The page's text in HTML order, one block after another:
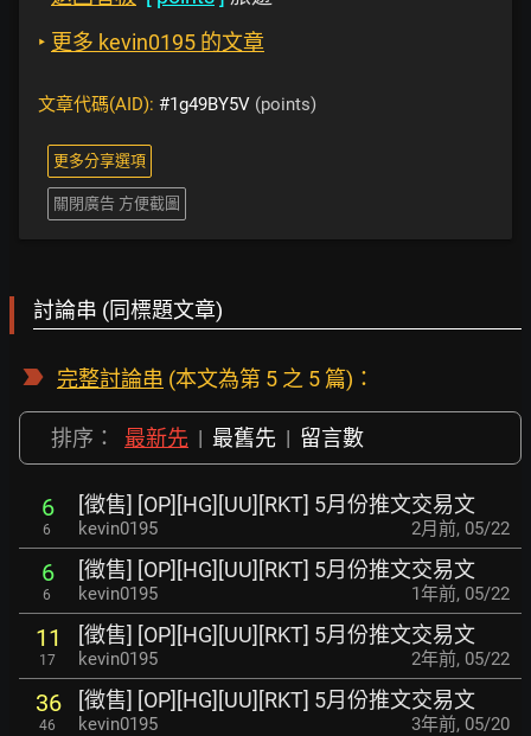
‣ 更多 kevin0195 的文章
文章代碼(AID): #1g49BY5V (points)
更多分享選項
關閉廣告 方便截圖
討論串 (同標題文章)
完整討論串 (本文為第 5 之 5 篇)：
排序： 最新先 | 最舊先 | 留言數
6
6
[徵售] [OP][HG][UU][RKT] 5月份推文交易文
kevin0195 2月前, 05/22
6
6
[徵售] [OP][HG][UU][RKT] 5月份推文交易文
kevin0195 1年前, 05/22
11
17
[徵售] [OP][HG][UU][RKT] 5月份推文交易文
kevin0195 2年前, 05/22
36
46
[徵售] [OP][HG][UU][RKT] 5月份推文交易文
kevin0195 3年前, 05/20